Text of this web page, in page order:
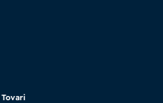
Tovari